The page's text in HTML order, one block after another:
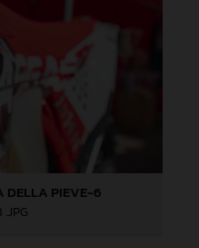
DELLA PIEVE-6
.JPG